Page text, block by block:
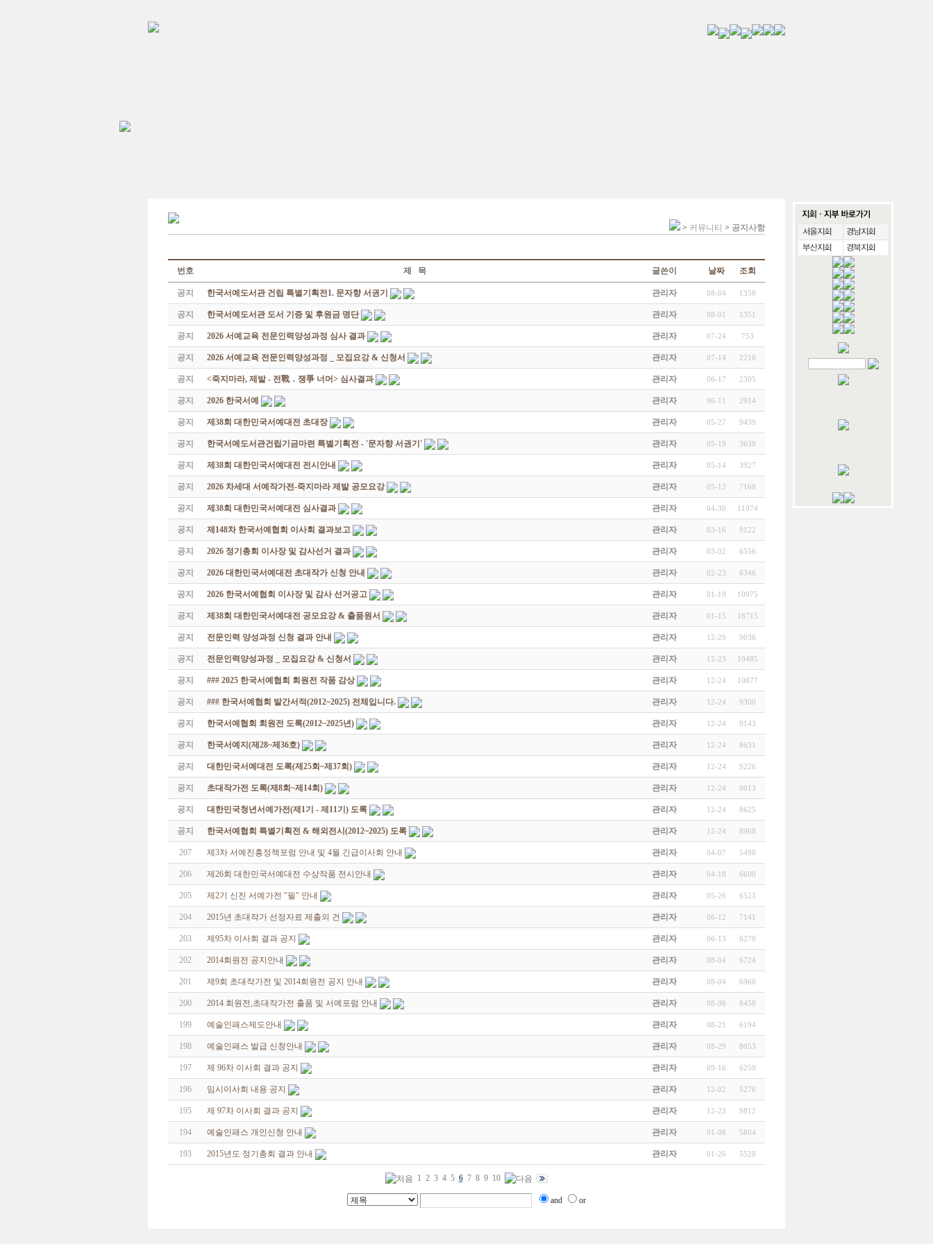
> 커뮤니티 > 공지사항
번호 제 목 글쓴이 날짜 조회
공지 한국서예도서관 건립 특별기획전1. 문자향 서권기 관리자 08-04 1358
공지 한국서예도서관 도서 기증 및 후원금 명단 관리자 08-01 1351
공지 2026 서예교육 전문인력양성과정 심사 결과 관리자 07-24 753
공지 2026 서예교육 전문인력양성과정 _ 모집요강 & 신청서 관리자 07-14 2210
공지 <죽지마라, 제발 - 전戰 ․ 쟁爭 너머> 심사결과 관리자 06-17 2305
공지 2026 한국서예 관리자 06-11 2914
공지 제38회 대한민국서예대전 초대장 관리자 05-27 9439
공지 한국서예도서관건립기금마련 특별기획전 - '문자향 서권기' 관리자 05-19 3639
공지 제38회 대한민국서예대전 전시안내 관리자 05-14 3927
공지 2026 차세대 서예작가전-죽지마라 제발 공모요강 관리자 05-13 7168
공지 제38회 대한민국서예대전 심사결과 관리자 04-30 11074
공지 제148차 한국서예협회 이사회 결과보고 관리자 03-16 9122
공지 2026 정기총회 이사장 및 감사선거 결과 관리자 03-02 6556
공지 2026 대한민국서예대전 초대작가 신청 안내 관리자 02-23 6346
공지 2026 한국서예협회 이사장 및 감사 선거공고 관리자 01-19 10975
공지 제38회 대한민국서예대전 공모요강 & 출품원서 관리자 01-15 16715
공지 전문인력 양성과정 신청 결과 안내 관리자 12-29 9036
공지 전문인력양성과정 _ 모집요강 & 신청서 관리자 12-23 10485
공지 ### 2025 한국서예협회 회원전 작품 감상 관리자 12-24 10877
공지 ### 한국서예협회 발간서적(2012~2025) 전체입니다. 관리자 12-24 9300
공지 한국서예협회 회원전 도록(2012~2025년) 관리자 12-24 9143
공지 한국서예지(제28~제36호) 관리자 12-24 8631
공지 대한민국서예대전 도록(제25회~제37회) 관리자 12-24 9226
공지 초대작가전 도록(제8회~제14회) 관리자 12-24 9013
공지 대한민국청년서예가전(제1기 - 제11기) 도록 관리자 12-24 8625
공지 한국서예협회 특별기획전 & 해외전시(2012~2025) 도록 관리자 12-24 8968
207 제3차 서예진흥정책포럼 안내 및 4월 긴급이사회 안내 관리자 04-07 5498
206 제26회 대한민국서예대전 수상작품 전시안내 관리자 04-18 6600
205 제2기 신진 서예가전 "필" 안내 관리자 05-26 6523
204 2015년 초대작가 선정자료 제출의 건 관리자 06-12 7141
203 제95차 이사회 결과 공지 관리자 06-13 6270
202 2014회원전 공지안내 관리자 08-04 6724
201 제9회 초대작가전 및 2014회원전 공지 안내 관리자 08-04 6960
200 2014 회원전,초대작가전 출품 및 서예포럼 안내 관리자 08-06 8458
199 예술인패스제도안내 관리자 08-21 6194
198 예술인패스 발급 신청안내 관리자 08-29 8053
197 제 96차 이사회 결과 공지 관리자 09-16 6259
196 임시이사회 내용 공지 관리자 12-02 5276
195 제 97차 이사회 결과 공지 관리자 12-23 9812
194 예술인패스 개인신청 안내 관리자 01-08 5804
193 2015년도 정기총회 결과 안내 관리자 01-26 5528
1 2 3 4 5 6 7 8 9 10
and or